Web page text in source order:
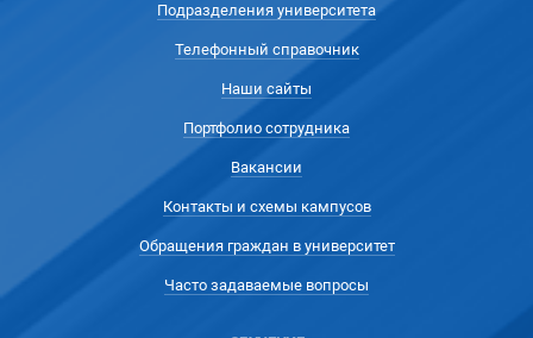
Подразделения университета
Телефонный справочник
Наши сайты
Портфолио сотрудника
Вакансии
Контакты и схемы кампусов
Обращения граждан в университет
Часто задаваемые вопросы